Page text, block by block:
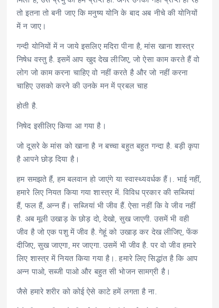
तो इतना तो बनी जाए कि मनुष्य योनि के बाद अब नीचे की योनियों
में न जाए।
गन्दी योनियों में न जाये इसलिए मदिरा पीना है, मांस खाना शास्त्र
निषेध वस्तु है. इसमें आप खुद देख लीजिए, जो ऐसा काम करते हैं वो
लोग जो काम करना चाहिए वो नहीं करते है और जो नहीं करना
चाहिए उसको करने की उनके मन में प्रबल चाह
होती है.
निषेद इसीलिए किया आ गया है।
जो दूसरे के मांस को खाना है न बच्चा बहुत बहुत गन्दा है. बड़ी कृपा
है आपने छोड़ दिया है।
हम समझते हैं, हम बलवान हो जाएंगे या स्वास्थ्यवर्धक हैं।. भाई नहीं,
हमारे लिए नियत किया गया शास्त्र में. विविध प्रकार की सब्जियां
हैं, फल हैं, अन्न हैं। सब्जियां भी जीव हैं. ऐसा नहीं कि वे जीव नहीं
है. अब मूली उखाड़ के छोड़ दो, देखो, सुख जाएगी. उसमें भी वही
जीव है जो एक पशु में जीव है. गेहूं को उखाड़ कर देख लीजिए, फेंक
दीजिए, सुख जाएगा, मर जाएगा. उसमें भी जीव है. पर वो जीव हमारे
लिए शास्त्र में नियत किया गया है।. हमारे लिए सिद्धांत है कि आप
अन्न पाओ, सब्जी पाओ और बहुत सी भोजन सामग्री है।
जैसे हमारे शरीर को कोई ऐसे काटे हमें लगता है ना.